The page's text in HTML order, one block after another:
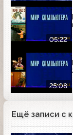
05:22
25:08
Ещё записи с